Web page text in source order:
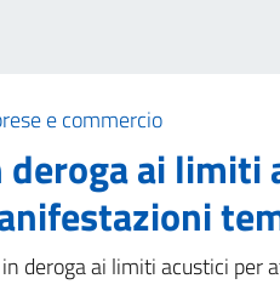
e commercio
ai
deroga ai limiti acustici